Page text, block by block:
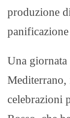
produzione
Una giornata
Mediterrano,
celebrazioni